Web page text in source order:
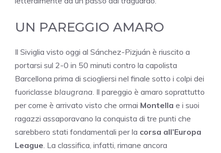
UN PAREGGIO AMARO
Il Siviglia visto oggi al Sánchez-Pizjuán è riuscito a
portarsi sul 2-0 in 50 minuti contro la capolista
Barcellona prima di sciogliersi nel finale sotto i colpi dei
fuoriclasse blaugrana. Il pareggio è amaro soprattutto
per come è arrivato visto che ormai Montella e i suoi
ragazzi assaporavano la conquista di tre punti che
sarebbero stati fondamentali per la corsa all’Europa
League. La classifica, infatti, rimane ancora